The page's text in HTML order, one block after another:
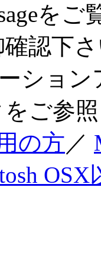
をご
認下
ショ
ご参
の方／